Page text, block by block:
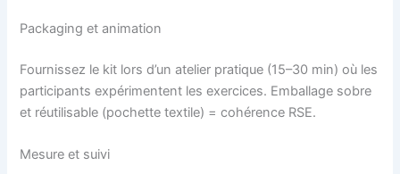
Packaging et animation
Fournissez le kit lors d’un atelier pratique (15–30 min) où les
participants expérimentent les exercices. Emballage sobre
et réutilisable (pochette textile) = cohérence RSE.
Mesure et suivi